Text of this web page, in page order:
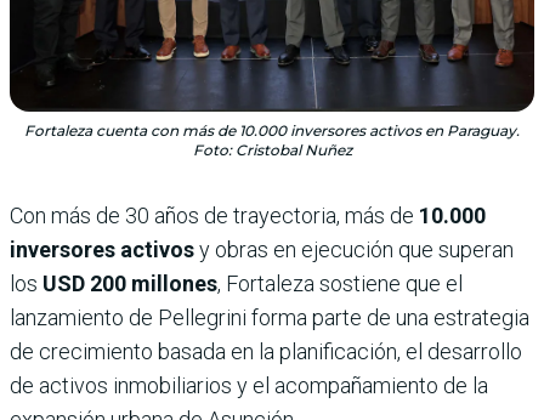
Fortaleza cuenta con más de 10.000 inversores activos en Paraguay.
Foto: Cristobal Nuñez
Con más de 30 años de trayectoria, más de 10.000
inversores activosy obras en ejecución que superan
los USD 200 millones, Fortaleza sostiene que el
lanzamiento de Pellegrini forma parte de una estrategia
de crecimiento basada en la planificación, el desarrollo
de activos inmobiliarios y el acompañamiento de la